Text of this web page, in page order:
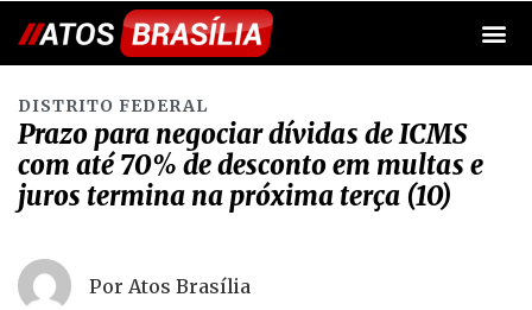
DISTRITO FEDERAL
Prazo para negociar dívidas de ICMS
com até 70% de desconto em multas e
juros termina na próxima terça (10)
Por Atos Brasília